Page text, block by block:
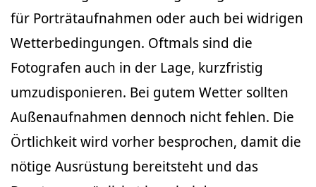
für Porträtaufnahmen oder auch bei widrigen
Wetterbedingungen. Oftmals sind die
Fotografen auch in der Lage, kurzfristig
umzudisponieren. Bei gutem Wetter sollten
Außenaufnahmen dennoch nicht fehlen. Die
Örtlichkeit wird vorher besprochen, damit die
nötige Ausrüstung bereitsteht und das